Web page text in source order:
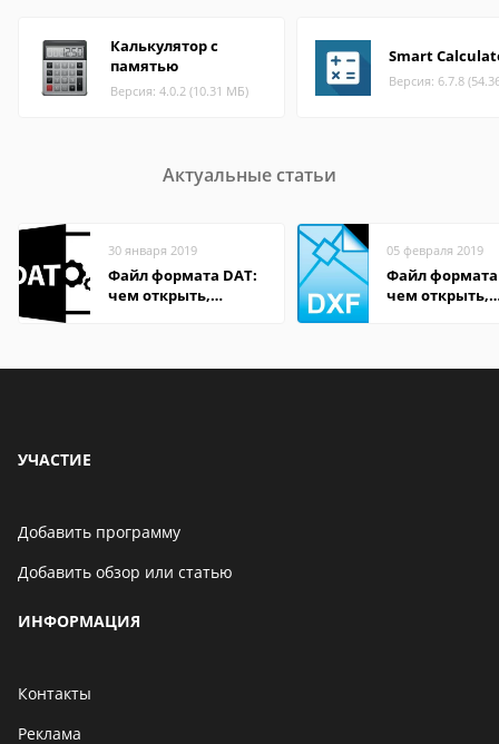
Калькулятор с
памятью
Версия: 4.0.2 (10.31 МБ)
Smart
Версия: 6.7.8
Актуальные статьи
30 января 2019
Файл формата DAT:
чем открыть,
05 февраля 2019
Файл формата
чем открыть,
УЧАСТИЕ
Добавить программу
Добавить обзор или статью
ИНФОРМАЦИЯ
Контакты
Реклама